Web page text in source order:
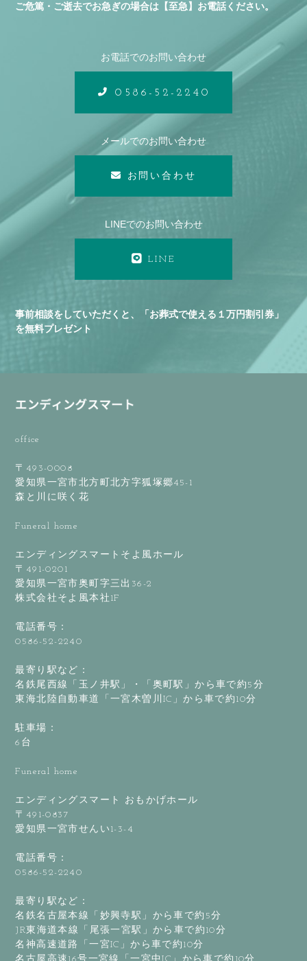
ご危篤・ご逝去でお急ぎの場合は【至急】お電話ください。
お電話でのお問い合わせ
0586-52-2240
メールでのお問い合わせ
お問い合わせ
LINEでのお問い合わせ
LINE
事前相談をしていただくと、「お葬式で使える１万円割引券」
を無料プレゼント
office
〒493-0008
愛知県一宮市北方町北方字狐塚郷45-1
森と川に咲く花
Funeral home
エンディングスマートそよ風ホール
〒491-0201
愛知県一宮市奥町字三出36-2
株式会社そよ風本社1F
電話番号：
0586-52-2240
最寄り駅など：
名鉄尾西線「玉ノ井駅」・「奥町駅」から車で約5分
東海北陸自動車道「一宮木曽川IC」から車で約10分
駐車場：
6台
Funeral home
エンディングスマート おもかげホール
〒491-0837
愛知県一宮市せんい1-3-4
電話番号：
0586-52-2240
最寄り駅など：
名鉄名古屋本線「妙興寺駅」から車で約5分
JR東海道本線「尾張一宮駅」から車で約10分
名神高速道路「一宮IC」から車で約10分